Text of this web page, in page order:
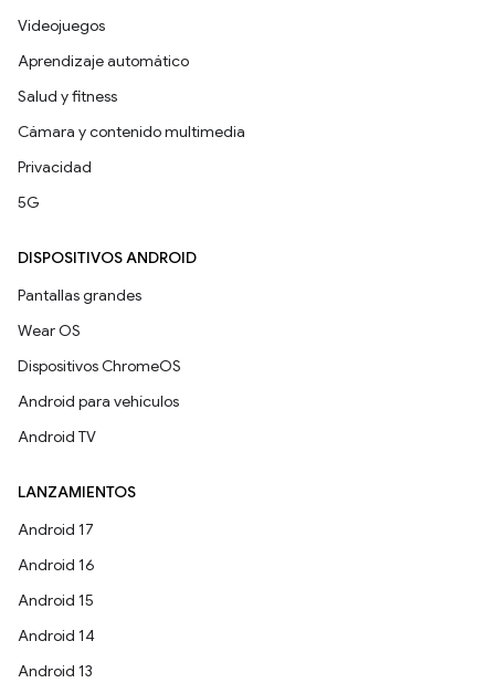
Videojuegos
Aprendizaje automático
Salud y fitness
Cámara y contenido multimedia
Privacidad
5G
DISPOSITIVOS ANDROID
Pantallas grandes
Wear OS
Dispositivos ChromeOS
Android para vehículos
Android TV
LANZAMIENTOS
Android 17
Android 16
Android 15
Android 14
Android 13